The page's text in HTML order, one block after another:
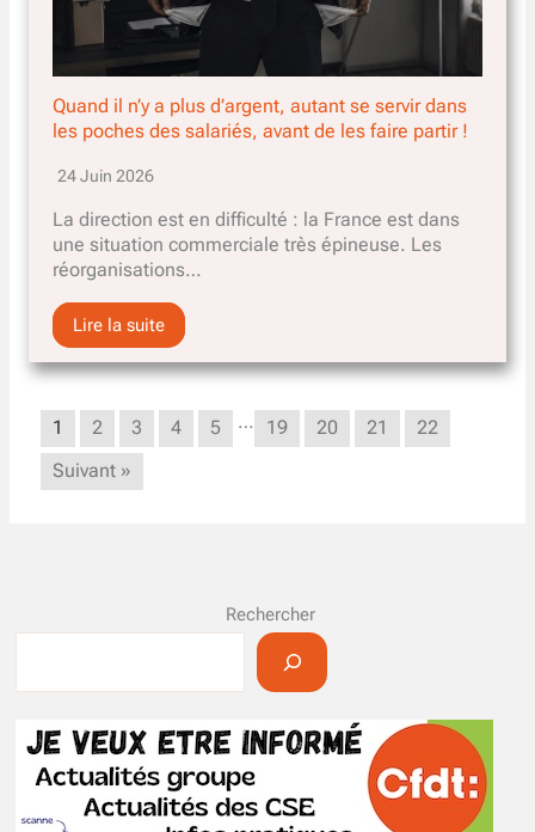
Quand il n’y a plus d’argent, autant se servir dans
les poches des salariés, avant de les faire partir !
24 Juin 2026
La direction est en difficulté : la France est dans
une situation commerciale très épineuse. Les
réorganisations…
Lire la suite
1 2 3 4 5 … 19 20 21
22
Suivant »
Rechercher